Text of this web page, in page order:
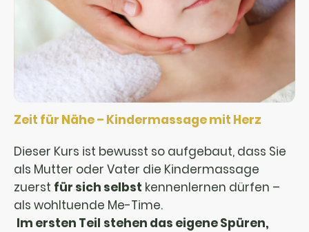
Zeit für Nähe – Kindermassage mit Herz
Dieser Kurs ist bewusst so aufgebaut, dass Sie
als Mutter oder Vater die Kindermassage
zuerst für sich selbst kennenlernen dürfen –
als wohltuende Me-Time.
Im ersten Teil stehen das eigene Spüren,